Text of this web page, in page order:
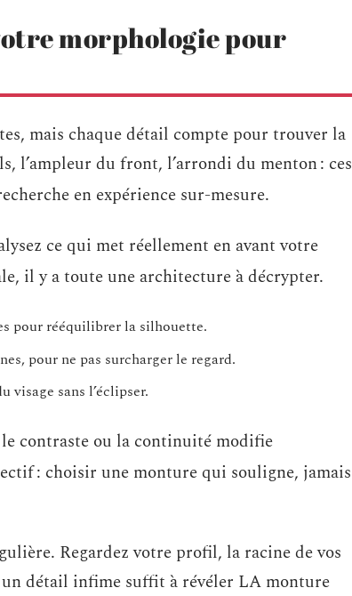
morphologie pour
mais chaque détail compte pour trouver la
l’ampleur du front, l’arrondi du menton : ces
en expérience sur-mesure.
ce qui met réellement en avant votre
il y a toute une architecture à décrypter.
pour rééquilibrer la silhouette.
pour ne pas surcharger le regard.
sans l’éclipser.
contraste ou la continuité modifie
: choisir une monture qui souligne, jamais
Regardez votre profil, la racine de vos
détail infime suffit à révéler LA monture